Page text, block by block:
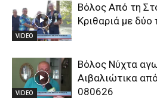
VIDEO
Βόλος Από τη
Κριθαριά με
VIDEO
Βόλος Νύχτα
Αιβαλιώτικα
080626